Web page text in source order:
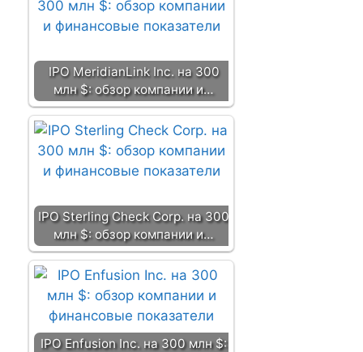
IPO MeridianLink Inc. на 300
млн $: обзор компании и…
IPO Sterling Check Corp. на 300
млн $: обзор компании и…
IPO Enfusion Inc. на 300 млн $: